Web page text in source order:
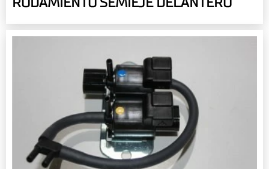
RODAMIENTO SEMIEJE DELANTERO